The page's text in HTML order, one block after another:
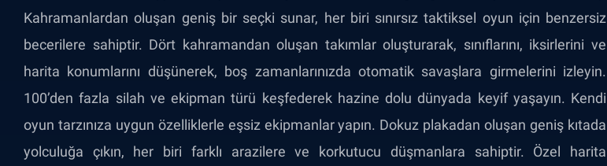
Kahramanlardan oluşan geniş bir seçki sunar, her biri sınırsız taktiksel oyun için benzersiz
becerilere sahiptir. Dört kahramandan oluşan takımlar oluşturarak, sınıflarını, iksirlerini ve
harita konumlarını düşünerek, boş zamanlarınızda otomatik savaşlara girmelerini izleyin.
100’den fazla silah ve ekipman türü keşfederek hazine dolu dünyada keyif yaşayın. Kendi
oyun tarzınıza uygun özelliklerle eşsiz ekipmanlar yapın. Dokuz plakadan oluşan geniş kıtada
yolculuğa çıkın, her biri farklı arazilere ve korkutucu düşmanlara sahiptir. Özel harita